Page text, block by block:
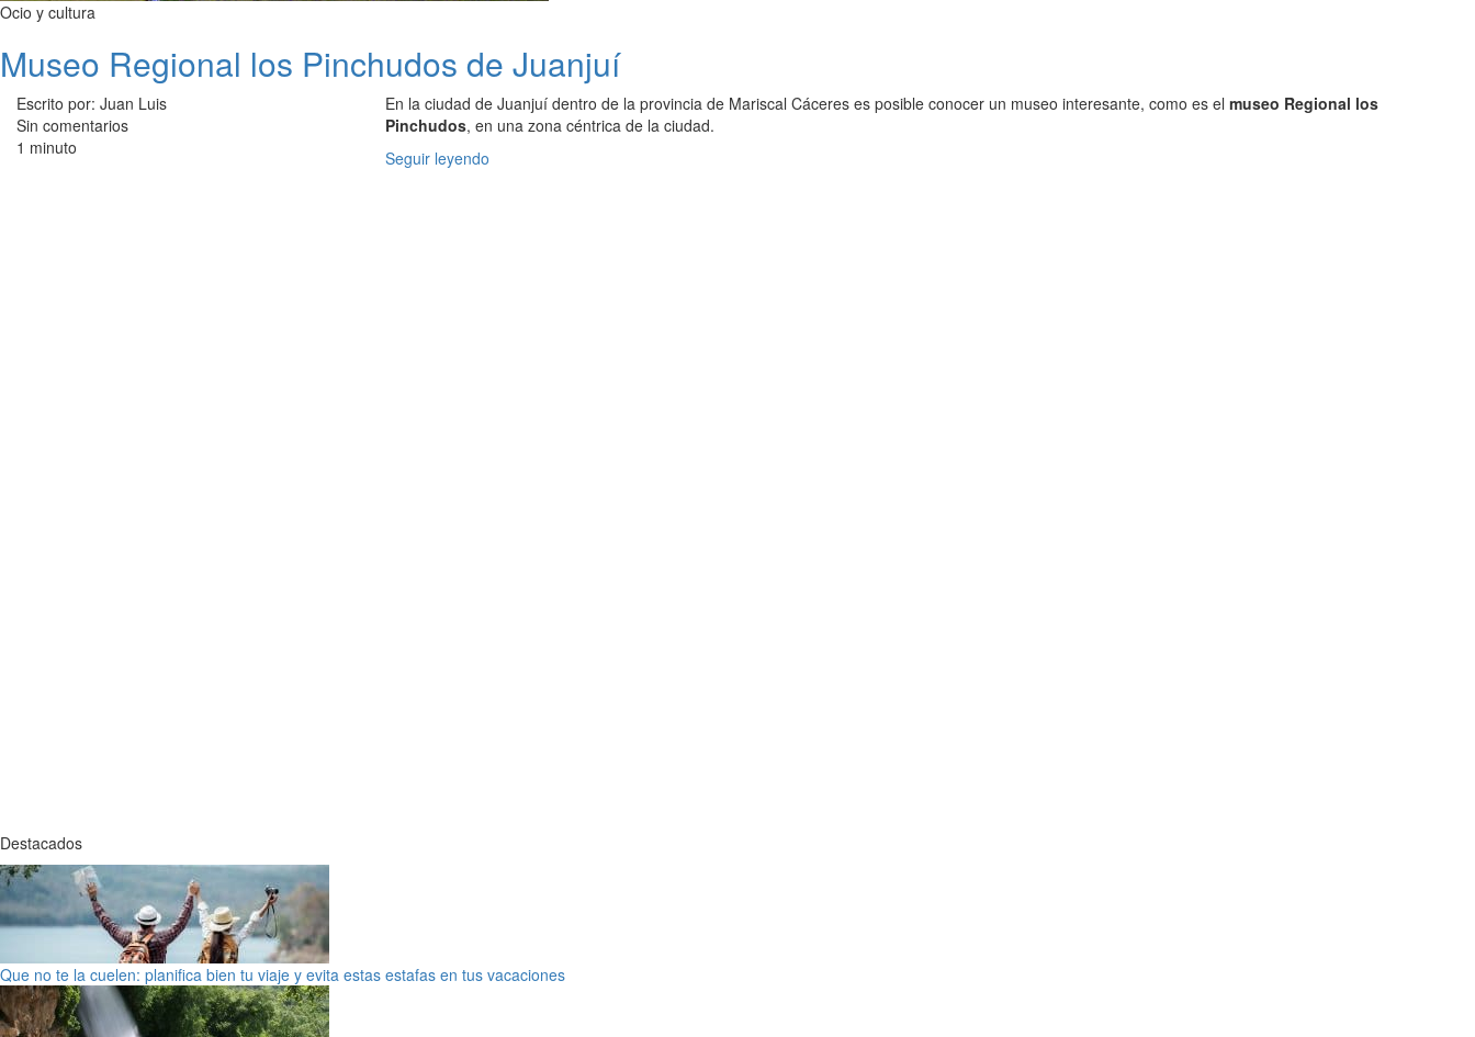
Ocio y cultura
Museo Regional los Pinchudos de Juanjuí
Escrito por: Juan Luis
Sin comentarios
1 minuto
En la ciudad de Juanjuí dentro de la provincia de Mariscal Cáceres es posible conocer un museo interesante, como es el museo Regional los
Pinchudos, en una zona céntrica de la ciudad.
Seguir leyendo
Destacados
Que no te la cuelen: planifica bien tu viaje y evita estas estafas en tus vacaciones